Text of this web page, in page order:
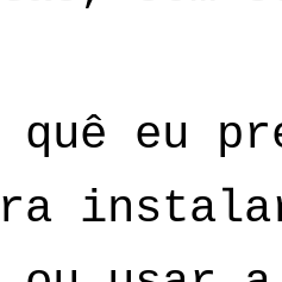
quê eu